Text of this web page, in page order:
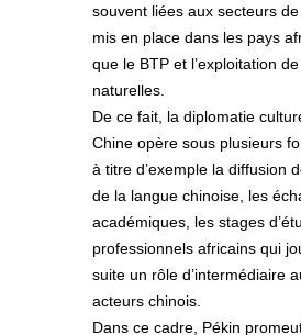
souvent liées aux secteurs
mis en place dans les pays
que le BTP et l’exploitation
naturelles.
De ce fait, la diplomatie
Chine opère sous plusieurs
à titre d’exemple la diffusion
de la langue chinoise, les
académiques, les stages
professionnels africains qui
suite un rôle d’intermédiaire
acteurs chinois.
Dans ce cadre, Pékin